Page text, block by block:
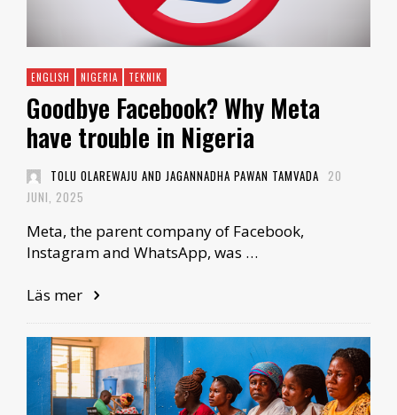
ENGLISH NIGERIA TEKNIK
Goodbye Facebook? Why Meta
have trouble in Nigeria
TOLU OLAREWAJU AND JAGANNADHA PAWAN TAMVADA 20
JUNI, 2025
Meta, the parent company of Facebook,
Instagram and WhatsApp, was …
Läs mer